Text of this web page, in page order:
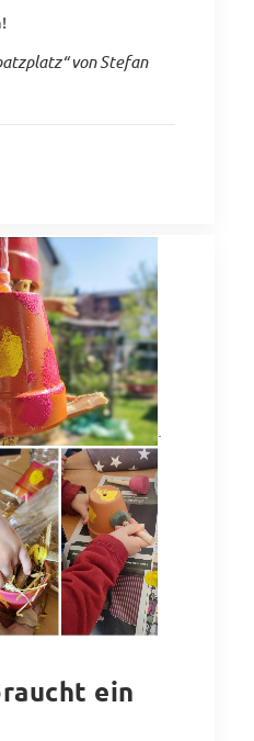
von Stefan
ein